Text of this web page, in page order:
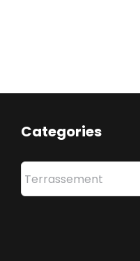
Categories
Categories